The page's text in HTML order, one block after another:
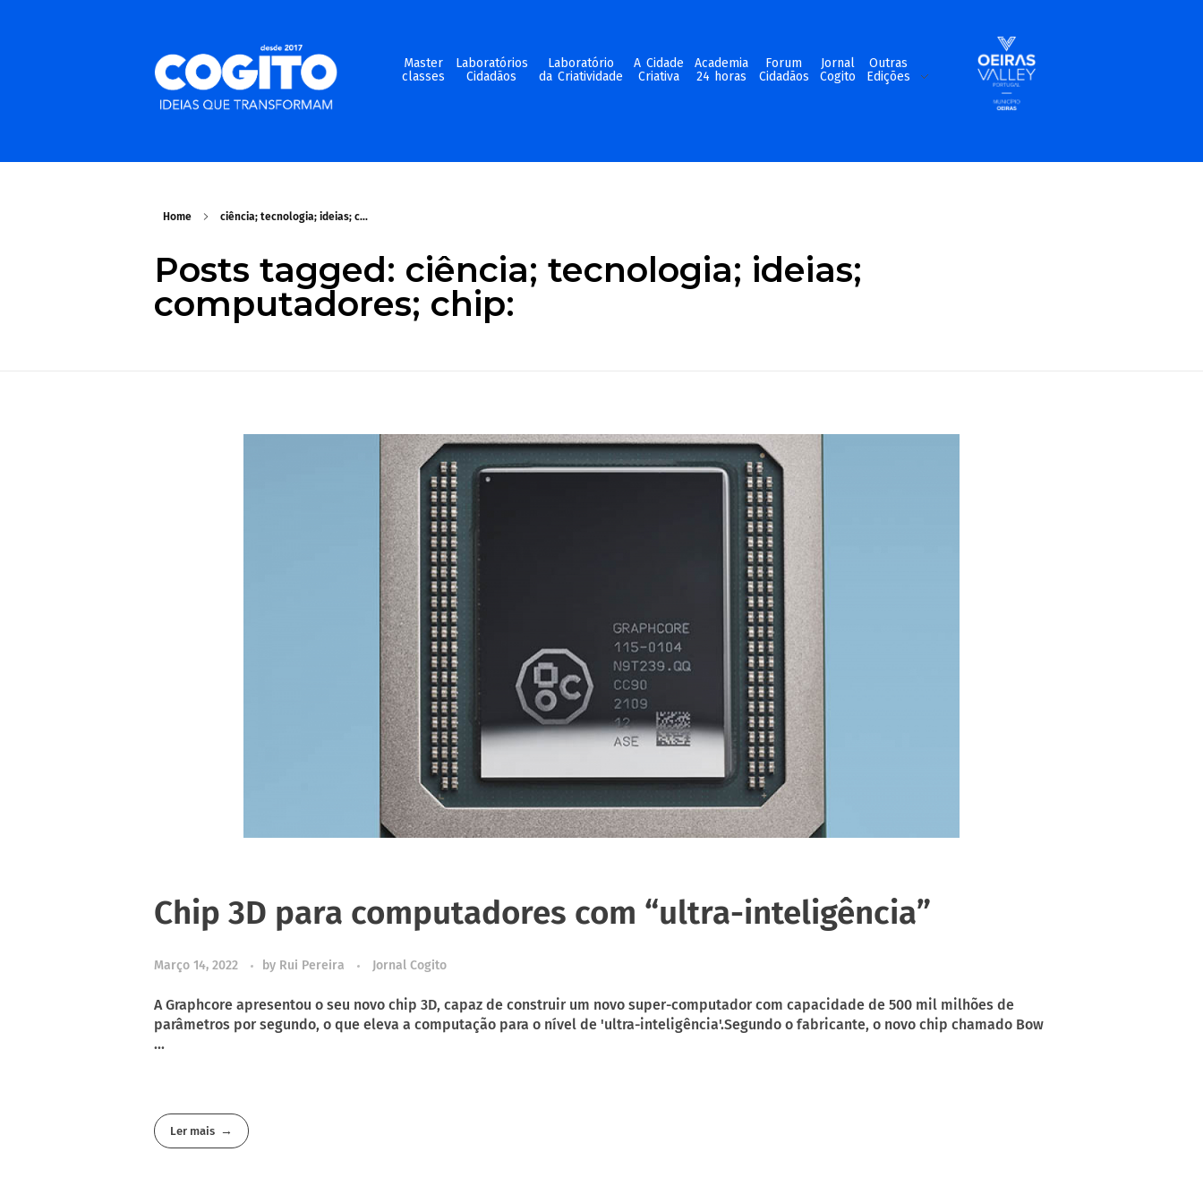
Master
classes
Laboratórios
Cidadãos
Laboratório
da Criatividade
A Cidade
Criativa
Academia
24 horas
Forum
Cidadãos
Jornal
Cogito
Outras
Edições
Home ciência; tecnologia; ideias; c...
Posts tagged: ciência; tecnologia; ideias;
computadores; chip:
Chip 3D para computadores com “ultra-inteligência”
Março 14, 2022 by Rui Pereira Jornal Cogito
A Graphcore apresentou o seu novo chip 3D, capaz de construir um novo super-computador com capacidade de 500 mil milhões de
parâmetros por segundo, o que eleva a computação para o nível de 'ultra-inteligência'.Segundo o fabricante, o novo chip chamado Bow
...
Ler mais